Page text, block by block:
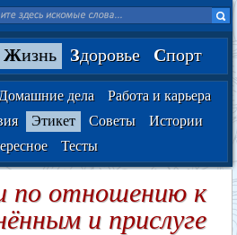
Жизнь Здоровье Спорт
Домашние дела
Работа и карьера
Этикет Советы
Истории
Тесты
по отношению к
и прислуге